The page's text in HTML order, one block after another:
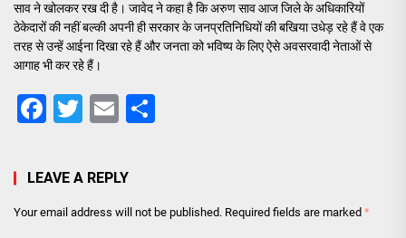
साव ने खोलकर रख दी है। जावेद ने कहा है कि अरुण साव आज जिले के अधिकारियों
ठेकेदारों की नहीं बल्की अपनी ही सरकार के जनप्रतिनिधियों की बखिया उधेड़ रहे हैं वे एक
तरह से उन्हें आईना दिखा रहे हैं और जनता को भविष्य के लिए ऐसे अवसरवादी नेताओं से
आगाह भी कर रहे हैं।
Facebook
Twitter
Email
LEAVE A REPLY
Your email address will not be published. Required fields are marked *